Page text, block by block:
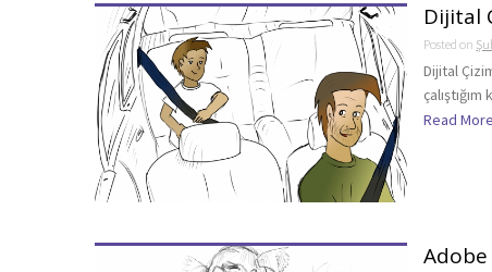
Dijital
Posted on
Dijital
Read More